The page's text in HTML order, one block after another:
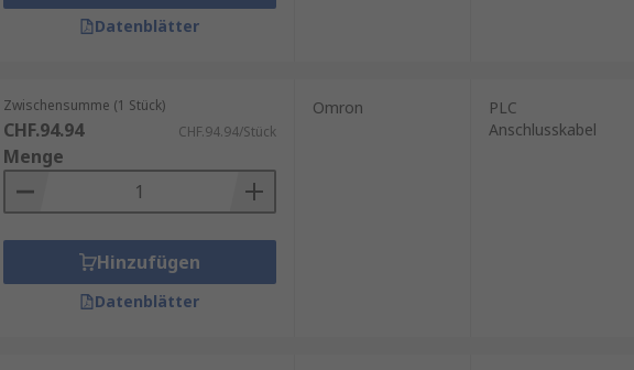
Datenblätter
Zwischensumme (1 Stück)
CHF.94.94 CHF.94.94/Stück
Menge
Hinzufügen
Datenblätter
Omron
PLC
Anschlusskabel